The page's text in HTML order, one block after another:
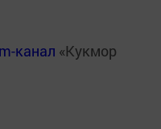
канал «Кукмор